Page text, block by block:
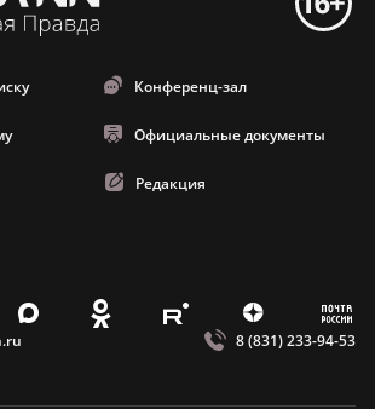
Конференц-зал
Официальные документы
Редакция
X O E Z m
8 (831) 233-94-53